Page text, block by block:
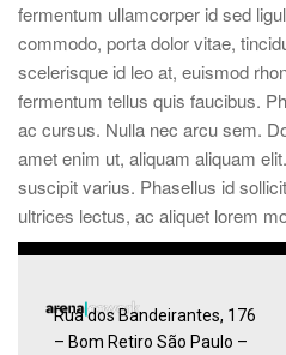
fermentum ullamcorper id sed
commodo, porta dolor vitae,
scelerisque id leo at, euismod
fermentum tellus quis faucibus.
ac cursus. Nulla nec arcu sem.
amet enim ut, aliquam aliquam
suscipit varius. Phasellus id
ultrices lectus, ac aliquet lorem
Rua dos Bandeirantes, 176
– Bom Retiro São Paulo –